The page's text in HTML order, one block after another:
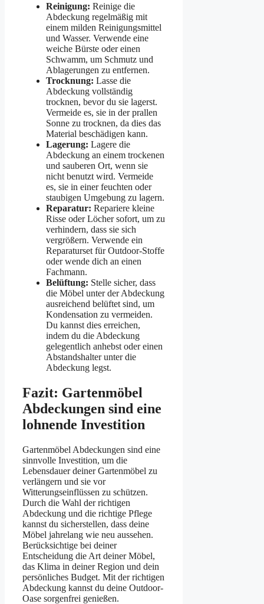
Reinigung: Reinige die
Abdeckung regelmäßig mit
einem milden Reinigungsmittel
und Wasser. Verwende eine
weiche Bürste oder einen
Schwamm, um Schmutz und
Ablagerungen zu entfernen.
Trocknung: Lasse die
Abdeckung vollständig
trocknen, bevor du sie lagerst.
Vermeide es, sie in der prallen
Sonne zu trocknen, da dies das
Material beschädigen kann.
Lagerung: Lagere die
Abdeckung an einem trockenen
und sauberen Ort, wenn sie
nicht benutzt wird. Vermeide
es, sie in einer feuchten oder
staubigen Umgebung zu lagern.
Reparatur: Repariere kleine
Risse oder Löcher sofort, um zu
verhindern, dass sie sich
vergrößern. Verwende ein
Reparaturset für Outdoor-Stoffe
oder wende dich an einen
Fachmann.
Belüftung: Stelle sicher, dass
die Möbel unter der Abdeckung
ausreichend belüftet sind, um
Kondensation zu vermeiden.
Du kannst dies erreichen,
indem du die Abdeckung
gelegentlich anhebst oder einen
Abstandshalter unter die
Abdeckung legst.
Fazit: Gartenmöbel
Abdeckungen sind eine
lohnende Investition
Gartenmöbel Abdeckungen sind eine
sinnvolle Investition, um die
Lebensdauer deiner Gartenmöbel zu
verlängern und sie vor
Witterungseinflüssen zu schützen.
Durch die Wahl der richtigen
Abdeckung und die richtige Pflege
kannst du sicherstellen, dass deine
Möbel jahrelang wie neu aussehen.
Berücksichtige bei deiner
Entscheidung die Art deiner Möbel,
das Klima in deiner Region und dein
persönliches Budget. Mit der richtigen
Abdeckung kannst du deine Outdoor-
Oase sorgenfrei genießen.